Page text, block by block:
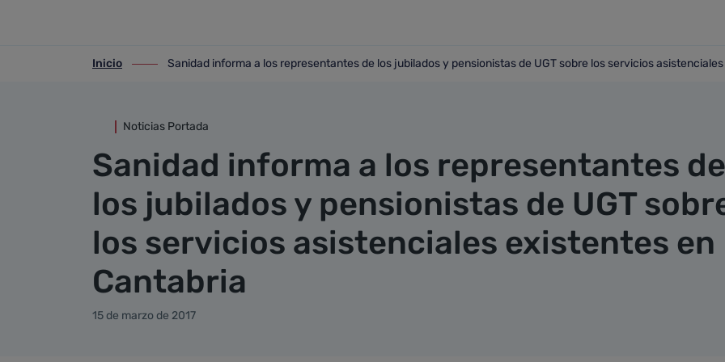
ir-a inicio
Inicio
ir-a Sanidad informa a los representantes de los jubilados y pensionistas de UGT sobre los
Sanidad informa a los representantes de los jubilados y pensionistas de UGT sobre los servicios
Noticias Portada
Sanidad informa a los representantes de
los jubilados y pensionistas de UGT
los servicios asistenciales existentes en
Cantabria
15 de marzo de 2017